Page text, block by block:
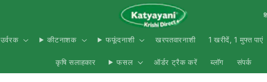
उर्वरक कीटनाशक फफूंदनाशी खरपतवारनाशी 1 खरीदें, 1 मुफ्त पाएं
कृषि सलाहकार फसल ऑर्डर ट्रैक करें ब्लॉग संपर्क